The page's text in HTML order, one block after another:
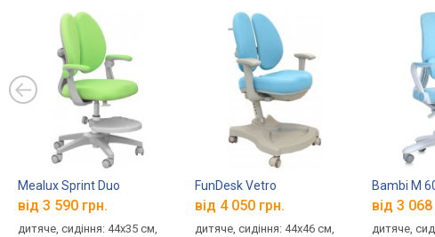
Mealux Sprint Duo
від 3 590 грн.
дитяче, сидіння: 44x35 см,
FunDesk Vetro
від 4 050 грн.
дитяче, сидіння: 44x46 см,
Bambi M
від 3 068
дитяче,